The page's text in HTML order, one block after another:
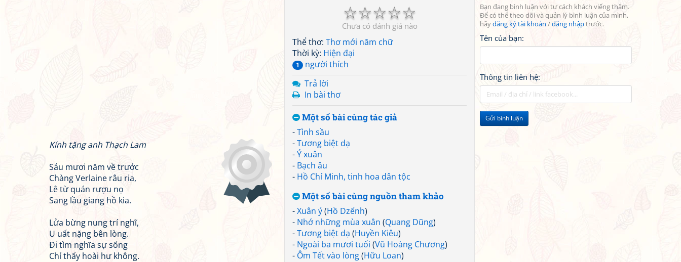
Bạn đang bình luận với tư cách khách viếng thăm.
Để có thể theo dõi và quản lý bình luận của mình,
hãyđăng ký tài khoản /đăng nhậptrước.
Tên của bạn:
Thông tin liên hệ:
Gửi bình luận
☆
☆
☆
☆
☆
Chưa có đánh giá nào
Thể thơ: Thơ mới năm chữ
Thời kỳ: Hiện đại
1
người thích
Trả lời
In bài thơ
Một số bài cùng tác giả
-Tình sầu
-Tương biệt dạ
-Ý xuân
- Bạch âu
- Hồ Chí Minh, tinh hoa dân tộc
Một số bài cùng nguồn tham khảo
-Xuân ý(Hồ Dzếnh)
- Nhớ những mùa xuân (Quang Dũng)
-Tương biệt dạ (Huyền Kiêu)
- Ngoài ba mươi tuổi (Vũ Hoàng Chương)
- Ôm Tết vào lòng(Hữu Loan)
Kính tặng anh Thạch Lam
Sáu mươi năm về trước
Chàng Verlaine râu ria,
Lê từ quán rượu nọ
Sang lầu giang hồ kia.
Lửa bừng nung trí nghĩ,
U uất nặng bên lòng.
Đi tìm nghĩa sự sống
Chỉ thấy hoài hư không.